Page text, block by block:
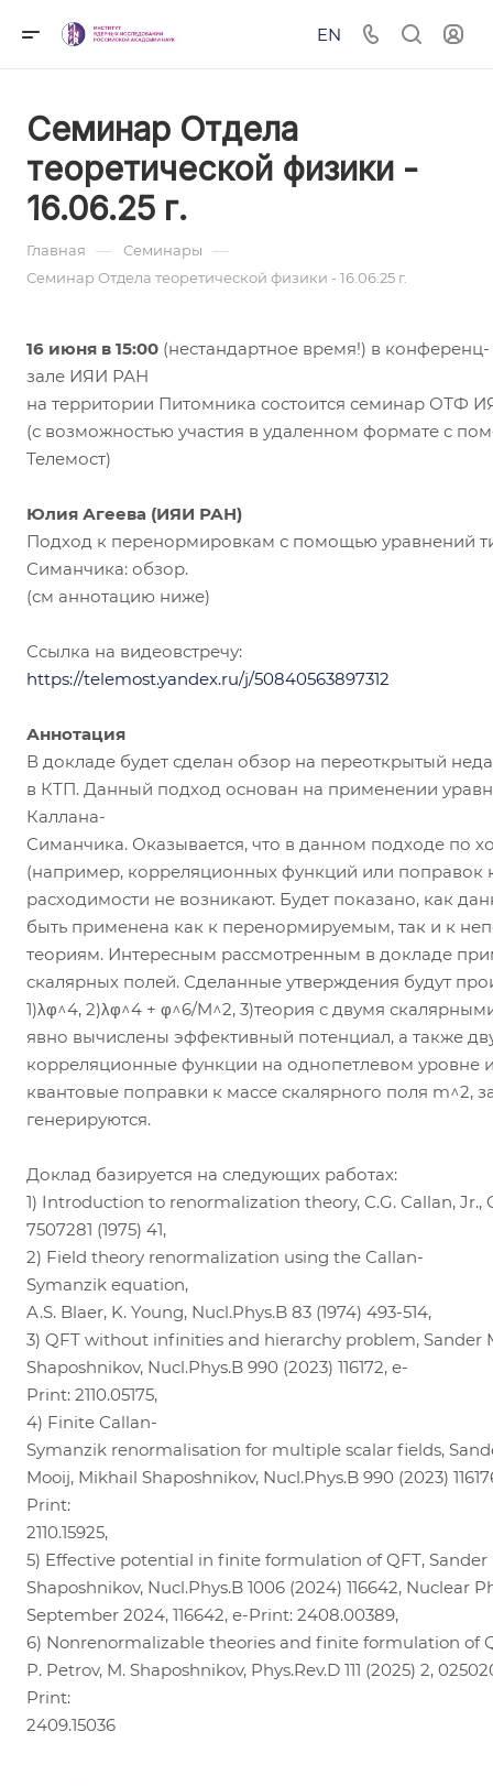
EN
Семинар Отдела
теоретической физики -
16.06.25 г.
Главная — Семинары —
Семинар Отдела теоретической физики - 16.06.25 г.
16 июня в 15:00 (нестандартное время!) в конференц-
зале ИЯИ РАН
на территории Питомника состоится семинар ОТФ
(с возможностью участия в удаленном формате с
Телемост)
Юлия Агеева (ИЯИ РАН)
Подход к перенормировкам с помощью уравнений
Симанчика: обзор.
(см аннотацию ниже)
Ссылка на видеовстречу:
https://telemost.yandex.ru/j/50840563897312
Аннотация
В докладе будет сделан обзор на переоткрытый
в КТП. Данный подход основан на применении
Каллана-
Симанчика. Оказывается, что в данном подходе по
(например, корреляционных функций или поправок
расходимости не возникают. Будет показано, как
быть применена как к перенормируемым, так и к
теориям. Интересным рассмотренным в докладе
скалярных полей. Сделанные утверждения будут
1)λφ^4, 2)λφ^4 + φ^6/M^2, 3)теория с двумя
явно вычислены эффективный потенциал, а также
корреляционные функции на однопетлевом уровне
квантовые поправки к массе скалярного поля m^2,
генерируются.
Доклад базируется на следующих работах:
1) Introduction to renormalization theory, C.G. Callan, Jr.,
7507281 (1975) 41,
2) Field theory renormalization using the Callan-
Symanzik equation,
A.S. Blaer, K. Young, Nucl.Phys.B 83 (1974) 493-514,
3) QFT without infinities and hierarchy problem, Sander
Shaposhnikov, Nucl.Phys.B 990 (2023) 116172, e-
Print: 2110.05175,
4) Finite Callan-
Symanzik renormalisation for multiple scalar fields,
Mooij, Mikhail Shaposhnikov, Nucl.Phys.B 990 (2023)
Print:
2110.15925,
5) Effective potential in finite formulation of QFT, Sander
Shaposhnikov, Nucl.Phys.B 1006 (2024) 116642, Nuclear
September 2024, 116642, e-Print: 2408.00389,
6) Nonrenormalizable theories and finite formulation of
P. Petrov, M. Shaposhnikov, Phys.Rev.D 111 (2025) 2,
Print:
2409.15036